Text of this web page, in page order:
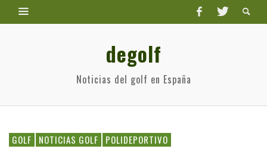
degolf
Noticias del golf en España
GOLF NOTICIAS GOLF POLIDEPORTIVO